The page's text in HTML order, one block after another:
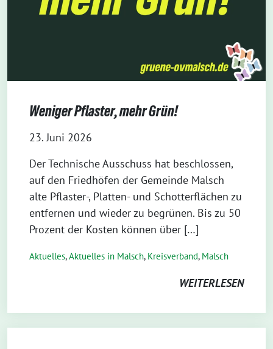
Weniger Pflaster, mehr Grün!
23. Juni 2026
Der Technische Ausschuss hat beschlossen,
auf den Friedhöfen der Gemeinde Malsch
alte Pflaster-, Platten- und Schotterflächen zu
entfernen und wieder zu begrünen. Bis zu 50
Prozent der Kosten können über […]
Aktuelles,Aktuelles in Malsch, Kreisverband, Malsch
WEITERLESEN